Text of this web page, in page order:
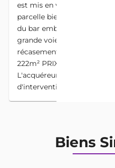
est mis en vente à CALAVI
parcelle bien positionnée
du bar embuscade et en
grande voie de embuscade
récasement, Levé
222m² PRIX 6.500.000
L'acquéreur libère 5% de la
d'intervention Visite
Biens